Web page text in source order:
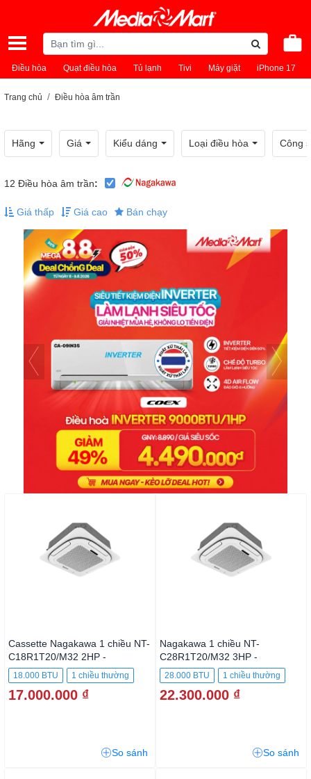
Điều hòa Quạt điều hòa Tủ lạnh Tivi Máy giặt iPhone 17
Trang chủ Điều hòa âm trần
Hãng Giá Kiểu dáng Loại điều hòa Công
12 Điều hòa âm trần:
Giá thấp Giá cao Bán chạy
Cassette Nagakawa 1 chiều NT-
C18R1T20/M32 2HP -
18.000BTU
18.000 BTU 1 chiều thường
17.000.000 ₫
So sánh
Nagakawa 1 chiều NT-
C28R1T20/M32 3HP -
28.000BTU
28.000 BTU 1 chiều thường
22.300.000 ₫
So sánh